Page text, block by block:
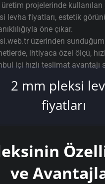
projelerinde kullanılan
levha fiyatları, estetik
öne çıkar.
üzerinden
ihtiyaca özel ölçü,
içi hızlı teslimat avantajı
2 mm pleksi
fiyatları
ve